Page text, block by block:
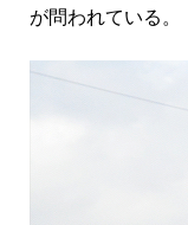
が問われている。